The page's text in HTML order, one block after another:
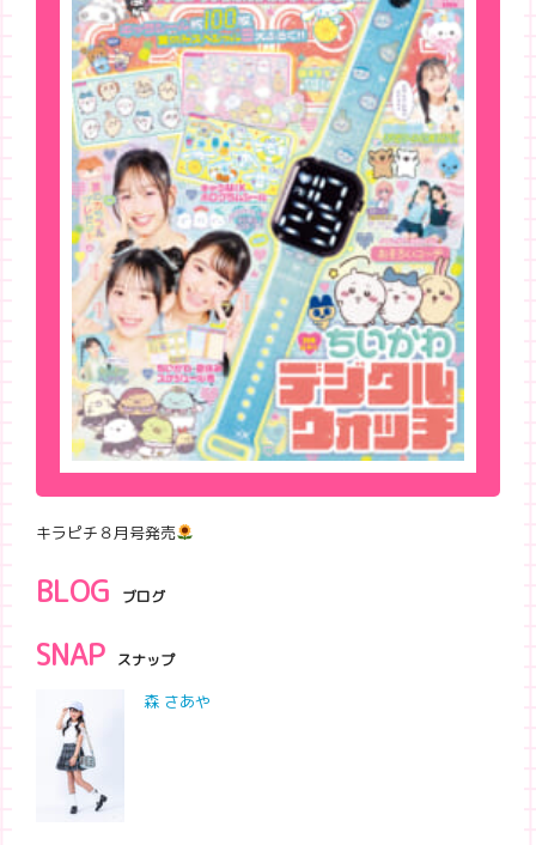
キラピチ８月号発売
BLOG ブログ
SNAP スナップ
森 さあや